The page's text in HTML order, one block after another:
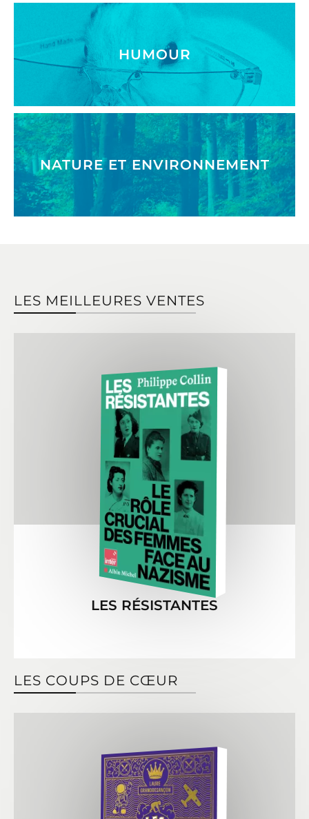
HUMOUR
NATURE ET ENVIRONNEMENT
LES MEILLEURES VENTES
LES RÉSISTANTES
LES COUPS DE CŒUR